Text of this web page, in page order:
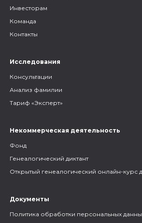
Инвесторам
Команда
Контакты
Исследования
Консультации
Анализ фамилии
Тариф «Эксперт»
Некоммерческая деятельность
Фонд
Генеалогический диктант
Открытый генеалогический онлайн-курс
Документы
Политика обработки персональных